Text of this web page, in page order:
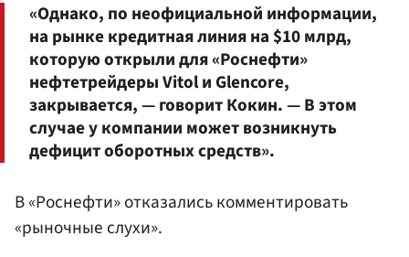
«Однако, по неофициальной информации,
на рынке кредитная линия на $10 млрд,
которую открыли для «Роснефти»
нефтетрейдеры Vitol и Glencore,
закрывается, — говорит Кокин. — В этом
случае у компании может возникнуть
дефицит оборотных средств».
В «Роснефти» отказались комментировать
«рыночные слухи».